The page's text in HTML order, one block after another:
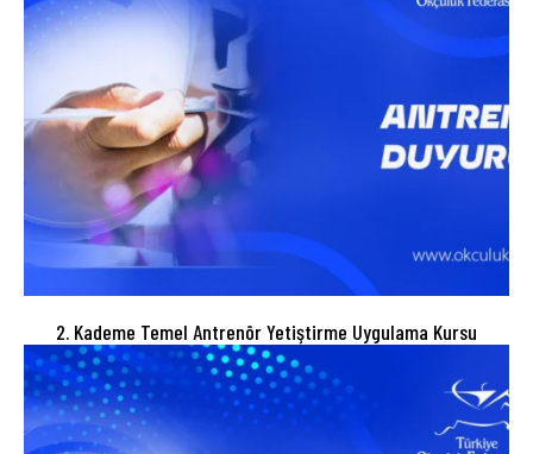
2. Kademe Temel Antrenör Yetiştirme Uygulama Kursu